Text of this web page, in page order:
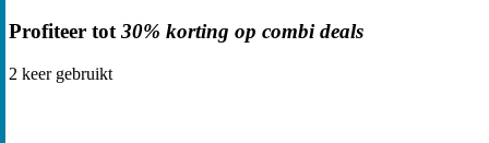
Profiteer tot30% korting op combi deals
2 keer gebruikt